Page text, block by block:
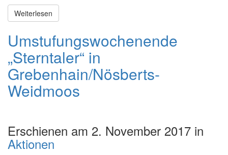
Weiterlesen
Umstufungswochenende
„Sterntaler“ in
Grebenhain/Nösberts-
Weidmoos
Erschienen am 2. November 2017 in
Aktionen